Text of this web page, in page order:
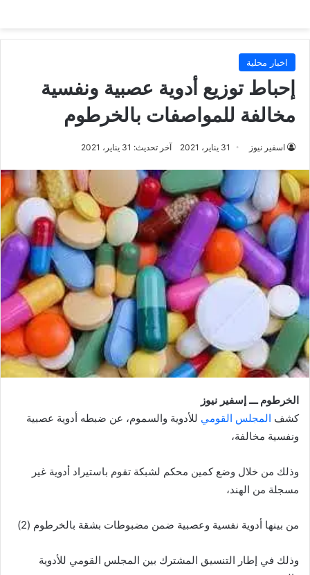
اخبار محلية
إحباط توزيع أدوية عصبية ونفسية
مخالفة للمواصفات بالخرطوم
اسفير نيوز 31 يناير، 2021 آخر تحديث: 31 يناير، 2021
الخرطوم ـــ إسفير نيوز
كشف المجلس القومي للأدوية والسموم، عن ضبطه أدوية عصبية
ونفسية مخالفة،
وذلك من خلال وضع كمين محكم لشبكة تقوم باستيراد أدوية غير
مسجلة من الهند،
من بينها أدوية نفسية وعصبية ضمن مضبوطات بشقة بالخرطوم (2)
وذلك في إطار التنسيق المشترك بين المجلس القومي للأدوية